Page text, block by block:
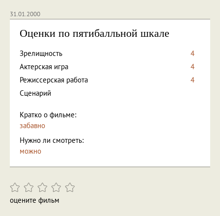
31.01.2000
Оценки по пятибалльной шкале
Зрелищность
4
Актерская игра
4
Режиссерская работа
4
Сценарий
Кратко о фильме:
забавно
Нужно ли смотреть:
можно
оцените фильм